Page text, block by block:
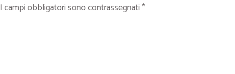
I campi obbligatori sono contrassegnati*